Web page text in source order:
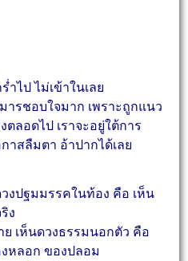
ไป ไม่เข้าในเลย
รชอบใจมาก เพราะถูกแนว
ตลอดไป เราจะอยู่ใต้การ
าสลืมตา อ้าปากได้เลย
งปฐมมรรคในท้อง คือ เห็น
ง
ย เห็นดวงธรรมนอกตัว คือ
หลอก ของปลอม